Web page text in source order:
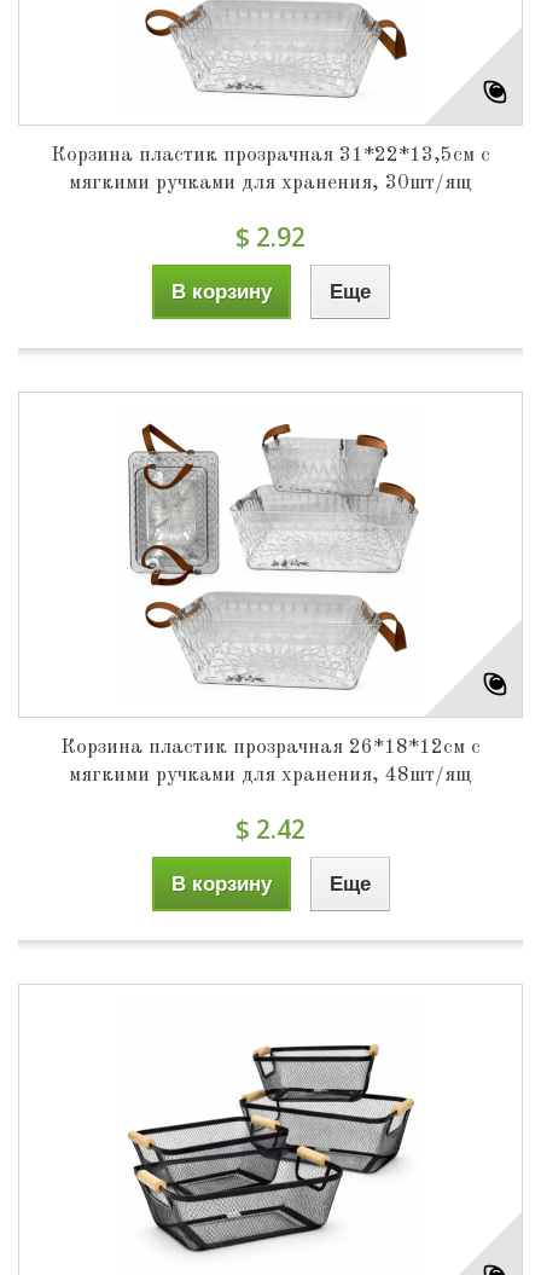
Корзина пластик прозрачная 31*22*13,5см с
мягкими ручками для хранения, 30шт/ящ
$ 2.92
В корзину Еще
Корзина пластик прозрачная 26*18*12см с
мягкими ручками для хранения, 48шт/ящ
$ 2.42
В корзину Еще